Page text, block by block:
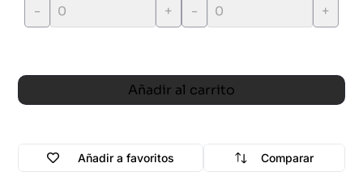
- + - +
Añadir al carrito
Añadir a favoritos Comparar